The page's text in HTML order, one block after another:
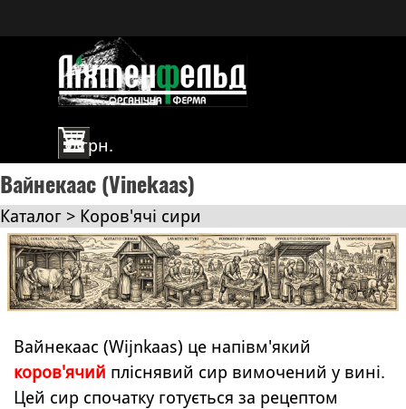
Пропустити меню
0 грн.
Вайнекаас (Vinekaas)
Каталог > Коров'ячі сири
Вайнекаас (Wijnkaas) це напівм'який
коров'ячий пліснявий сир вимочений у вині.
Цей сир спочатку готується за рецептом